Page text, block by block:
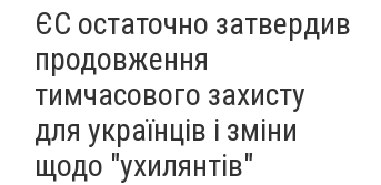
ЄС остаточно затвердив
продовження
тимчасового захисту
для українців і зміни
щодо "ухилянтів"